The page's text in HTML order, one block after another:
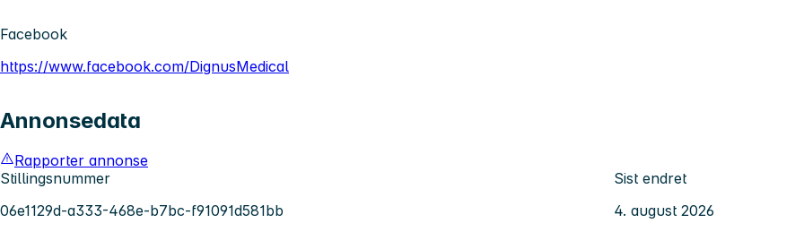
Facebook
https://www.facebook.com/DignusMedical
Annonsedata
Rapporter annonse
Stillingsnummer
06e1129d-a333-468e-b7bc-f91091d581bb
Sist endret
4. august 2026